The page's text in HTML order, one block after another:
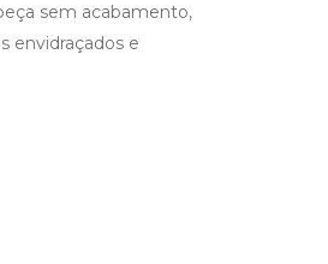
sem acabamento,
envidraçados e